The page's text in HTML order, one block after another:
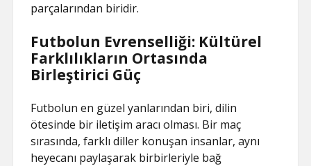
parçalarından biridir.
Futbolun Evrenselliği: Kültürel
Farklılıkların Ortasında
Birleştirici Güç
Futbolun en güzel yanlarından biri, dilin
ötesinde bir iletişim aracı olması. Bir maç
sırasında, farklı diller konuşan insanlar, aynı
heyecanı paylaşarak birbirleriyle bağ